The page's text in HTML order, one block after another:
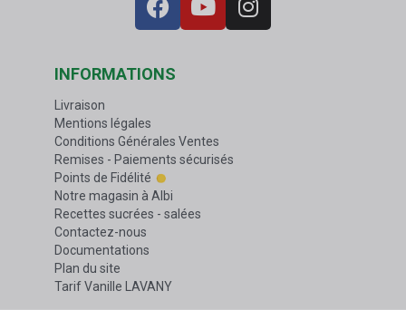
INFORMATIONS
Livraison
Mentions légales
Conditions Générales Ventes
Remises - Paiements sécurisés
Points de Fidélité
Notre magasin à Albi
Recettes sucrées - salées
Contactez-nous
Documentations
Plan du site
Tarif Vanille LAVANY